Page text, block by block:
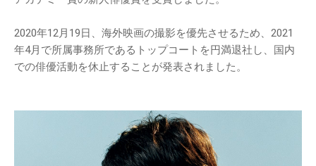
2020年12月19日、海外映画の撮影を優先させるため、2021
年4月で所属事務所であるトップコートを円満退社し、国内
での俳優活動を休止することが発表されました。